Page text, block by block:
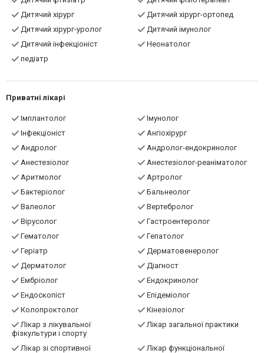
Дитячий флеболог
Дитячий фоніатр
Дитячий фтизіатр
Дитячий фізіотерапевт
Дитячий хірург
Дитячий хірург-ортопед
Дитячий хірург-уролог
Дитячий імунолог
Дитячий інфекціоніст
педіатр
Приватні лікарі
Імплантолог
Імунолог
Інфекціоніст
Ангіохірург
Андролог
Андролог-ендокринолог
Анестезіолог
Анестезіолог-реаніматолог
Аритмолог
Артролог
Бактеріолог
Бальнеолог
Валеолог
Вертебролог
Вірусолог
Гастроентеролог
Гематолог
Гепатолог
Геріатр
Дерматовенеролог
Дерматолог
Діагност
Ембріолог
Ендокринолог
Ендоскопіст
Епідеміолог
Колопроктолог
Кінезіолог
Лікар з лікувальної
Лікар загальної практики